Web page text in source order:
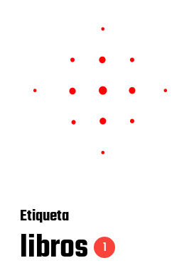
Etiqueta
libros 1